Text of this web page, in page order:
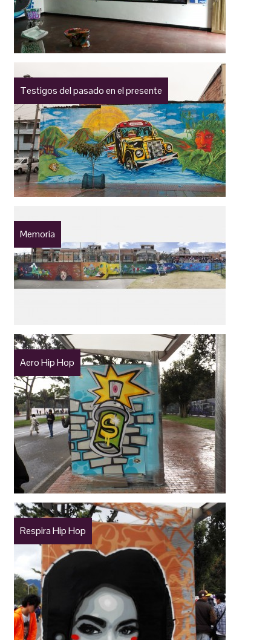
Testigos del pasado en el presente
Memoria
Aero Hip Hop
Respira Hip Hop